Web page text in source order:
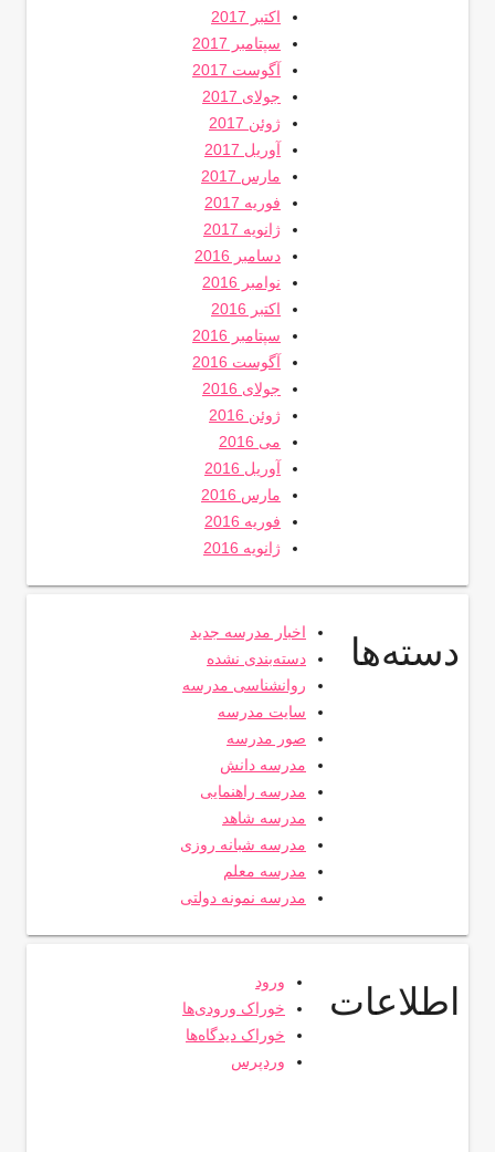
اکتبر 2017
سپتامبر 2017
آگوست 2017
جولای 2017
ژوئن 2017
آوریل 2017
مارس 2017
فوریه 2017
ژانویه 2017
دسامبر 2016
نوامبر 2016
اکتبر 2016
سپتامبر 2016
آگوست 2016
جولای 2016
ژوئن 2016
می 2016
آوریل 2016
مارس 2016
فوریه 2016
ژانویه 2016
دسته‌ها
اخبار مدرسه جدید
دسته‌بندی نشده
روانشناسی مدرسه
سایت مدرسه
صور مدرسه
مدرسه دانش
مدرسه راهنمایی
مدرسه شاهد
مدرسه شبانه روزی
مدرسه معلم
مدرسه نمونه دولتی
اطلاعات
ورود
خوراک ورودی‌ها
خوراک دیدگاه‌ها
وردپرس